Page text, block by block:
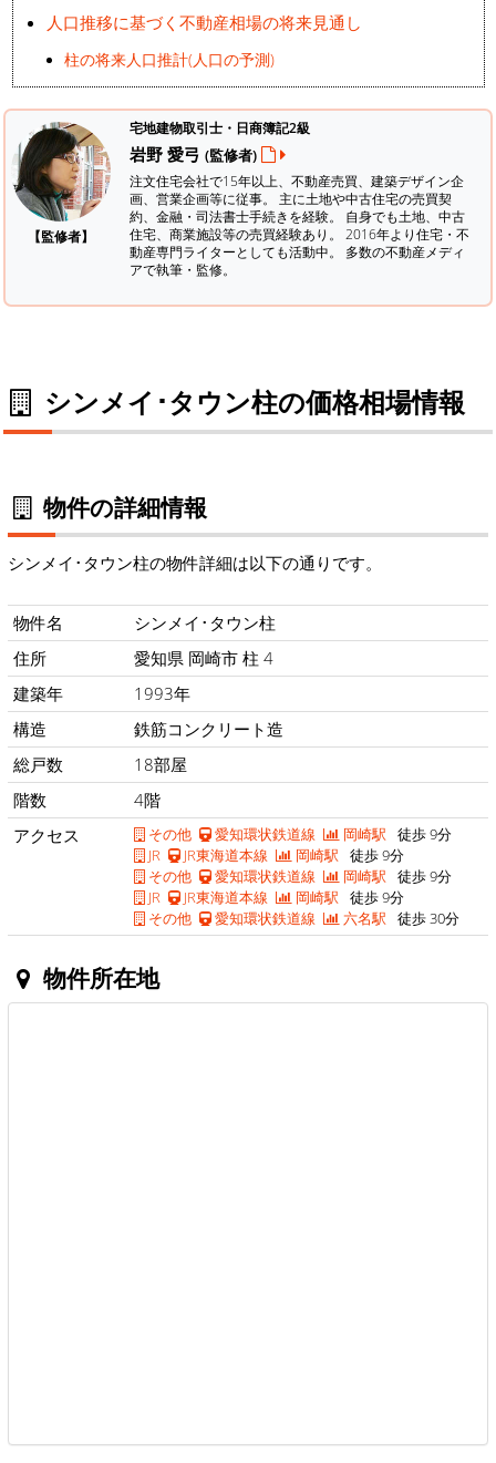
人口推移に基づく不動産相場の将来見通し
柱の将来人口推計(人口の予測)
【監修者】
宅地建物取引士・日商簿記2級
岩野 愛弓 (監修者)
注文住宅会社で15年以上、不動産売買、建築デザイン企
画、営業企画等に従事。 主に土地や中古住宅の売買契
約、金融・司法書士手続きを経験。 自身でも土地、中古
住宅、商業施設等の売買経験あり。 2016年より住宅・不
動産専門ライターとしても活動中。 多数の不動産メディ
アで執筆・監修。
シンメイ･タウン柱の価格相場情報
物件の詳細情報
シンメイ･タウン柱の物件詳細は以下の通りです。
物件名
シンメイ･タウン柱
住所
愛知県 岡崎市 柱 4
建築年
1993年
構造
鉄筋コンクリート造
総戸数
18部屋
階数
4階
アクセス
その他 愛知環状鉄道線 岡崎駅 徒歩 9分
JR
JR東海道本線 岡崎駅 徒歩 9分
その他
愛知環状鉄道線 岡崎駅 徒歩 9分
JR
JR東海道本線 岡崎駅 徒歩 9分
その他
愛知環状鉄道線 六名駅 徒歩 30分
物件所在地